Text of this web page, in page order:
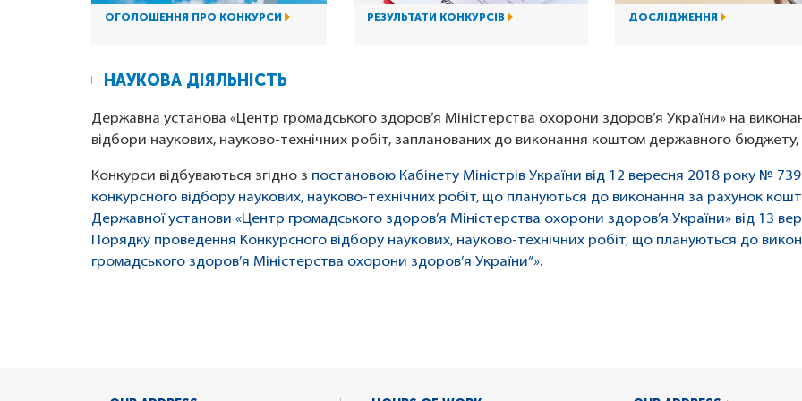
ОГОЛОШЕННЯ ПРО КОНКУРСИ РЕЗУЛЬТАТИ КОНКУРСІВ ДОСЛІДЖЕННЯ
НАУКОВА ДІЯЛЬНІСТЬ
Державна установа «Центр громадського здоров’я Міністерства охорони здоров’я України» на
відбори наукових, науково-технічних робіт, запланованих до виконання коштом державного бюджету,
Конкурси відбуваються згідно з постановою Кабінету Міністрів України від 12 вересня 2018 року №
конкурсного відбору наукових, науково-технічних робіт, що плануються до виконання за рахунок
Державної установи «Центр громадського здоров’я Міністерства охорони здоров’я України» від 13
Порядку проведення Конкурсного відбору наукових, науково-технічних робіт, що плануються до
громадського здоров’я Міністерства охорони здоров’я України“».